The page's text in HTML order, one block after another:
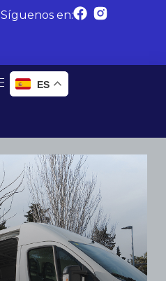
Síguenos en:
ES